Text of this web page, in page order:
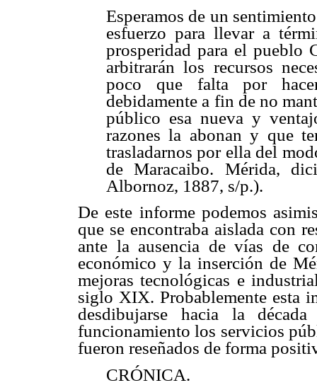
Esperamos de un
esfuerzo para llevar a
prosperidad para el pueblo
arbitrarán los recursos
poco que falta por
debidamente a fin de no
público esa nueva y
razones la abonan y que
trasladarnos por ella del
de Maracaibo. Mérida,
Albornoz, 1887, s/p.).
De este informe podemos
que se encontraba aislada con
ante la ausencia de vías de
económico y la inserción de
mejoras tecnológicas e
siglo XIX. Probablemente esta
desdibujarse hacia la
funcionamiento los servicios
fueron reseñados de forma
CRÓNICA.